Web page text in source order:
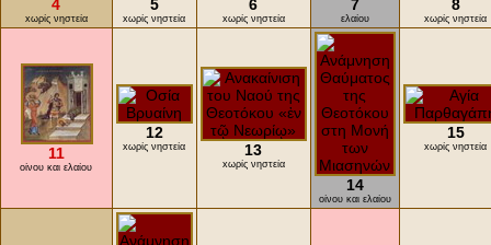
4
xωρίς νηστεία
5
xωρίς νηστεία
6
xωρίς νηστεία
7
ελαίου
8
xωρίς νηστεία
11
οίνου και ελαίου
12
xωρίς νηστεία 13
xωρίς νηστεία
14
οίνου και ελαίου
15
xωρίς νηστεία